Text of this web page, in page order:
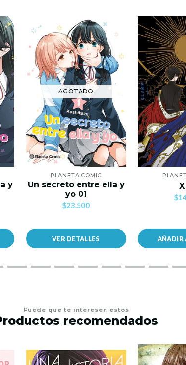
y
AGOTADO
PLANETA COMIC
Un secreto entre ella y
yo 01
$23.500
VER DETALLES AÑADIR
Puede que te interesen estos
recomendados